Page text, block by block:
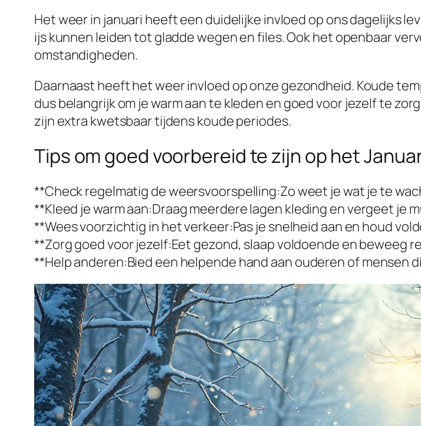
Het weer in januari heeft een duidelijke invloed op ons dagelijks
ijs kunnen leiden tot gladde wegen en files. Ook het openbaar
omstandigheden.
Daarnaast heeft het weer invloed op onze gezondheid. Koude
dus belangrijk om je warm aan te kleden en goed voor jezelf te
zijn extra kwetsbaar tijdens koude periodes.
Tips om goed voorbereid te zijn op het
**Check regelmatig de weersvoorspelling:Zo weet je wat je te
**Kleed je warm aan:Draag meerdere lagen kleding en vergeet je
**Wees voorzichtig in het verkeer:Pas je snelheid aan en houd
**Zorg goed voor jezelf:Eet gezond, slaap voldoende en beweeg
**Help anderen:Bied een helpende hand aan ouderen of mensen